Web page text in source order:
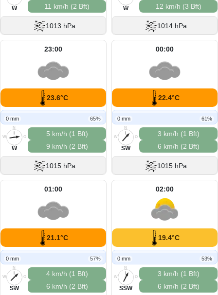
S
W
11 km/h (2 Bft)
1013 hPa
S
W
12 km/h (3 Bft)
1014 hPa
23:00
23.6°C
0 mm 65%
N
O
S
W
W
5 km/h (1 Bft)
9 km/h (2 Bft)
1015 hPa
00:00
22.4°C
0 mm 61%
N
O
S
W
SW
3 km/h (1 Bft)
6 km/h (2 Bft)
1015 hPa
01:00
21.1°C
0 mm 57%
N
O
S
W
SW
4 km/h (1 Bft)
6 km/h (2 Bft)
02:00
19.4°C
0 mm 53%
N
O
S
W
SSW
3 km/h (1 Bft)
6 km/h (2 Bft)